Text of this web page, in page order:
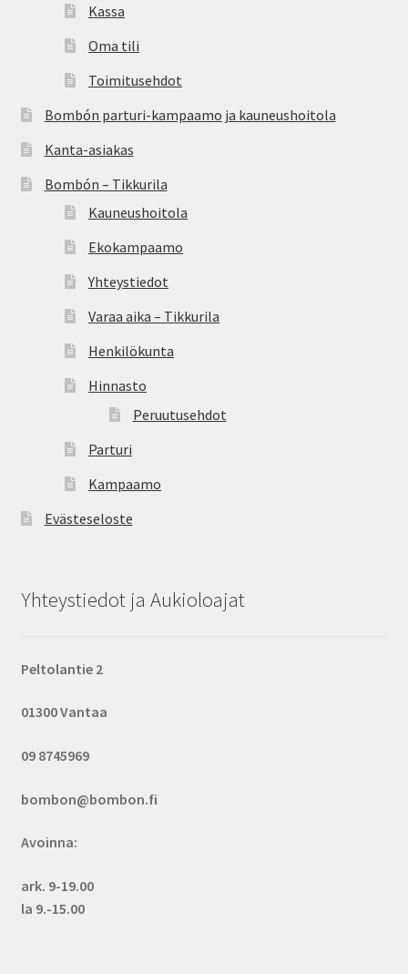
Kassa
Oma tili
Toimitusehdot
Bombón parturi-kampaamo ja kauneushoitola
Kanta-asiakas
Bombón – Tikkurila
Kauneushoitola
Ekokampaamo
Yhteystiedot
Varaa aika – Tikkurila
Henkilökunta
Hinnasto
Peruutusehdot
Parturi
Kampaamo
Evästeseloste
Yhteystiedot ja Aukioloajat
Peltolantie 2
01300 Vantaa
09 8745969
bombon@bombon.fi
Avoinna:
ark. 9-19.00
la 9.-15.00